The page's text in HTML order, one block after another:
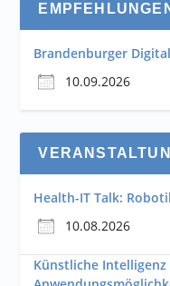
Brandenburger
10.09.2026
Health-IT Talk:
10.08.2026
Künstliche